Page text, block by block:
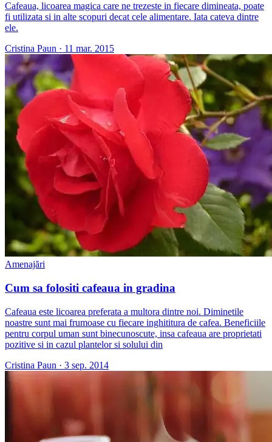
Cafeaua, licoarea magica care ne trezeste in fiecare dimineata, poate
fi utilizata si in alte scopuri decat cele alimentare. Iata cateva dintre
ele.
Cristina Paun · 11 mar. 2015
Amenajări
Cum sa folositi cafeaua in gradina
Cafeaua este licoarea preferata a multora dintre noi. Diminetile
noastre sunt mai frumoase cu fiecare inghititura de cafea. Beneficiile
pentru corpul uman sunt binecunoscute, insa cafeaua are proprietati
pozitive si in cazul plantelor si solului din
Cristina Paun · 3 sep. 2014